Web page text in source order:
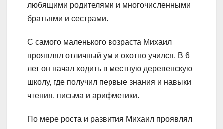
любящими родителями и многочисленными
братьями и сестрами.
С самого маленького возраста Михаил
проявлял отличный ум и охотно учился. В 6
лет он начал ходить в местную деревенскую
школу, где получил первые знания и навыки
чтения, письма и арифметики.
По мере роста и развития Михаил проявлял